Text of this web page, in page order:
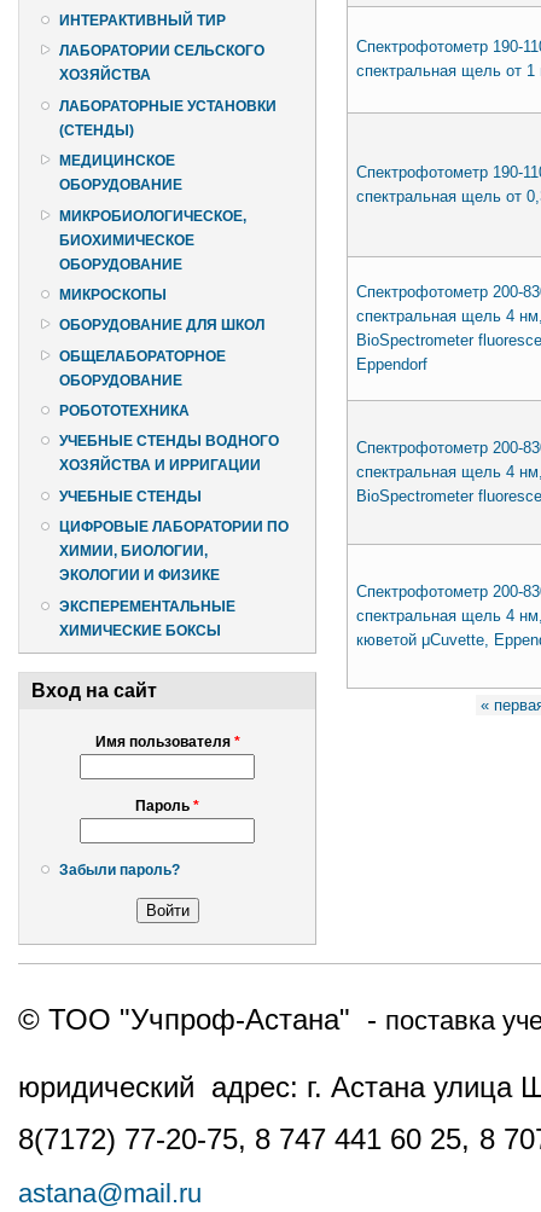
ИНТЕРАКТИВНЫЙ ТИР
ЛАБОРАТОРИИ СЕЛЬСКОГО
ХОЗЯЙСТВА
ЛАБОРАТОРНЫЕ УСТАНОВКИ
(СТЕНДЫ)
МЕДИЦИНСКОЕ
ОБОРУДОВАНИЕ
МИКРОБИОЛОГИЧЕСКОЕ,
БИОХИМИЧЕСКОЕ
ОБОРУДОВАНИЕ
МИКРОСКОПЫ
ОБОРУДОВАНИЕ ДЛЯ ШКОЛ
ОБЩЕЛАБОРАТОРНОЕ
ОБОРУДОВАНИЕ
РОБОТОТЕХНИКА
УЧЕБНЫЕ СТЕНДЫ ВОДНОГО
ХОЗЯЙСТВА И ИРРИГАЦИИ
УЧЕБНЫЕ СТЕНДЫ
ЦИФРОВЫЕ ЛАБОРАТОРИИ ПО
ХИМИИ, БИОЛОГИИ,
ЭКОЛОГИИ И ФИЗИКЕ
ЭКСПЕРЕМЕНТАЛЬНЫЕ
ХИМИЧЕСКИЕ БОКСЫ
Вход на сайт
Имя пользователя *
Пароль *
Забыли пароль?
Спектрофотометр 190-
спектральная щель от
Спектрофотометр 190-
спектральная щель от
Спектрофотометр 200-
спектральная щель 4
BioSpectrometer
Eppendorf
Спектрофотометр 200-
спектральная щель 4
BioSpectrometer
Спектрофотометр 200-
спектральная щель 4
кюветой μCuvette,
«
© ТОО "Учпроф-Астана" - поставка
юридический адрес: г. Астана
8(7172) 77-20-75, 8 747 441 60 25, 8
astana@mail.ru